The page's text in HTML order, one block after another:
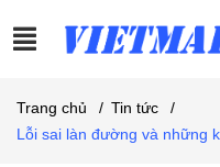
Trang chủ / Tin tức
/
Lỗi sai làn đường và những